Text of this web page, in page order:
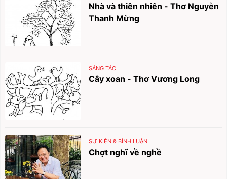
Nhà và thiên nhiên - Thơ Nguyễn
Thanh Mừng
SÁNG TÁC
Cây xoan - Thơ Vương Long
SỰ KIỆN & BÌNH LUẬN
Chợt nghĩ về nghề